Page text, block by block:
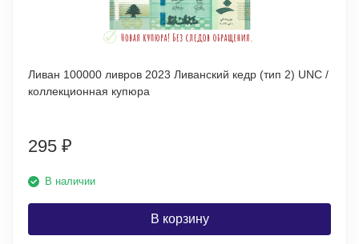
Ливан 100000 ливров 2023 Ливанский кедр (тип 2) UNC /
коллекционная купюра
295 ₽
В наличии
В корзину